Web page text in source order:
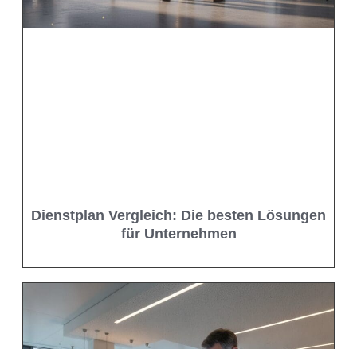
Dienstplan Vergleich: Die besten Lösungen
für Unternehmen